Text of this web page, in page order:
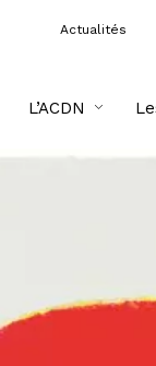
Actualités
L’ACDN